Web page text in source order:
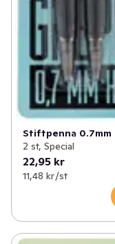
Stiftpenna 0.7mm
2 st, Special
22,95 kr
11,48 kr /st